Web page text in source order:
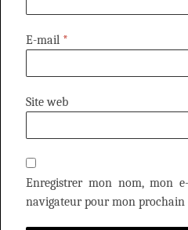
E-mail *
Site web
Enregistrer mon nom, mon
navigateur pour mon prochain